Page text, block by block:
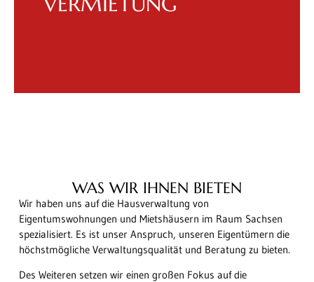
große Präsenz auf den einschlägigen
WAS WIR IHNEN BIETEN
Wir haben uns auf die Hausverwaltung von
Eigentumswohnungen und Mietshäusern im Raum Sachsen
spezialisiert. Es ist unser Anspruch, unseren Eigentümern die
höchstmögliche Verwaltungsqualität und Beratung zu bieten.
Des Weiteren setzen wir einen großen Fokus auf die